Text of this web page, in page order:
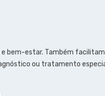
bem-estar. Também
ou tratamento